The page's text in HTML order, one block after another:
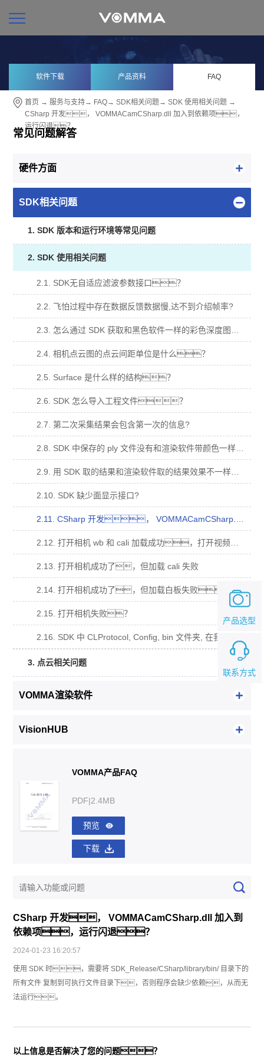
软件下载 产品资料 FAQ
首页 →服务与支持→ FAQ→SDK相关问题 →SDK 使用相关问题 →
CSharp 开发， VOMMACamCSharp.dll 加入到依赖项，
运行闪退？
常见问题解答
硬件方面
SDK相关问题
1. SDK 版本和运行环境等常见问题
2. SDK 使用相关问题
2.1. SDK无自适应滤波参数接口？
2.2. 飞怕过程中存在数据反馈数据慢,达不到介绍帧率?
2.4. 相机点云图的点云间距单位是什么？
2.5. Surface 是什么样的结构？
2.6. SDK 怎么导入工程文件？
2.7. 第二次采集结果会包含第一次的信息?
2.10. SDK 缺少面显示接口?
2.13. 打开相机成功了，但加载 cali 失败
2.14. 打开相机成功了，但加载白板失败。
2.15. 打开相机失败？
3. 点云相关问题
VOMMA渲染软件
VisionHUB
VOMMA产品FAQ
PDF|2.4MB
预览
下载
CSharp 开发， VOMMACamCSharp.dll 加入到
依赖项，运行闪退？
2024-01-23 16:20:57
使用 SDK 时，需要将 SDK_Release/CSharp/library/bin/ 目录下的
所有文件 复制到可执行文件目录下，否则程序会缺少依赖，从而无
法运行。
以上信息是否解决了您的问题？
联系方式
产品选型